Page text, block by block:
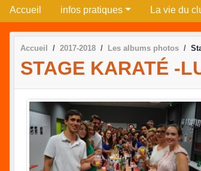
Accueil infos pratiques La vie du
Accueil 2017-2018 Les albums photos
STAGE KARATÉ -